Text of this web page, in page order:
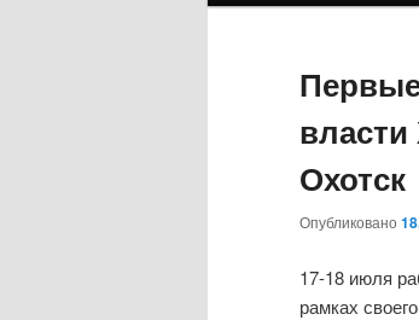
власти
Охотск
Опубликовано
17-18 июля
рамках